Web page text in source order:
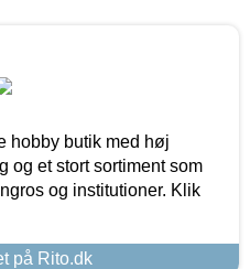
hobby butik med høj
og et stort sortiment som
og institutioner. Klik
på Rito.dk